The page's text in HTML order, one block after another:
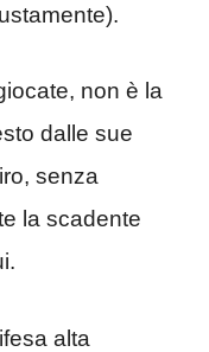
non è la
dalle sue
senza
la scadente
alta